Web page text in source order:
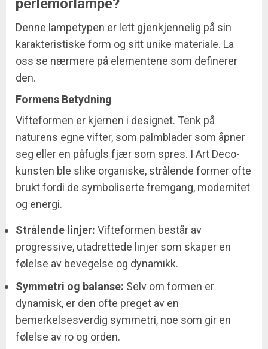
perlemorlampe?
Denne lampetypen er lett gjenkjennelig på sin
karakteristiske form og sitt unike materiale. La
oss se nærmere på elementene som definerer
den.
Formens Betydning
Vifteformen er kjernen i designet. Tenk på
naturens egne vifter, som palmblader som åpner
seg eller en påfugls fjær som spres. I Art Deco-
kunsten ble slike organiske, strålende former ofte
brukt fordi de symboliserte fremgang, modernitet
og energi.
Strålende linjer: Vifteformen består av
progressive, utadrettede linjer som skaper en
følelse av bevegelse og dynamikk.
Symmetri og balanse: Selv om formen er
dynamisk, er den ofte preget av en
bemerkelsesverdig symmetri, noe som gir en
følelse av ro og orden.